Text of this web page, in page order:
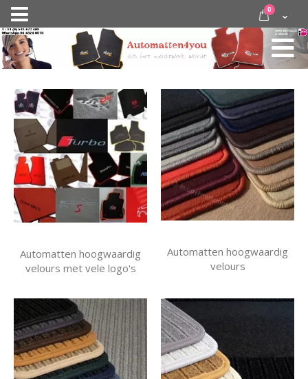
Nav
activeren
door
inhoud
Cart
0 items
Automatten hoogwaardig
velours met vele logo's
Automatten hoogwaardig
velours